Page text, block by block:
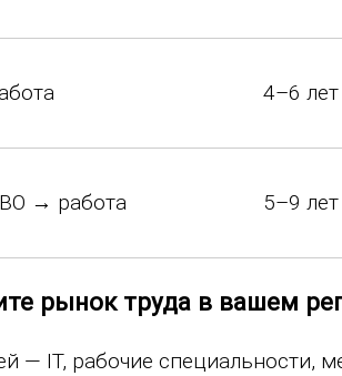
4–6 лет
→ работа 5–9 лет
рынок труда в вашем
— IT, рабочие специальности,